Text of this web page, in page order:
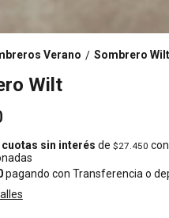
Verano / Sombrero Wilt
Wilt
cuotas sin interés de $27.450
pagando con Transferencia o